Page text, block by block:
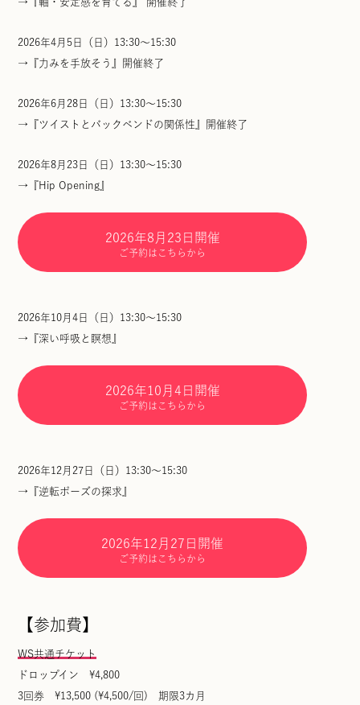
2026年4月5日（日）13:30～15:30
→『力みを手放そう』開催終了
2026年6月28日（日）13:30～15:30
→『ツイストとバックベンドの関係性』開催終了
2026年8月23日（日）13:30～15:30
→『Hip Opening』
2026年8月23日開催
ご予約はこちらから
2026年10月4日（日）13:30～15:30
→『深い呼吸と瞑想』
2026年10月4日開催
ご予約はこちらから
2026年12月27日（日）13:30～15:30
→『逆転ポーズの探求』
2026年12月27日開催
ご予約はこちらから
【参加費】
WS共通チケット
ドロップイン ¥4,800
3回券 ¥13,500 (¥4,500/回) 期限3カ月